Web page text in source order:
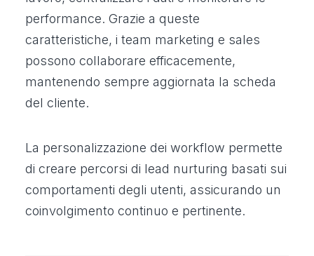
performance. Grazie a queste
caratteristiche, i team marketing e sales
possono collaborare efficacemente,
mantenendo sempre aggiornata la scheda
del cliente.
La personalizzazione dei workflow permette
di creare percorsi di lead nurturing basati sui
comportamenti degli utenti, assicurando un
coinvolgimento continuo e pertinente.